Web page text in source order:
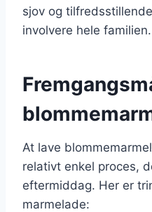
sjov og
involvere hele familien.
At lave
relativt enkel proces,
eftermiddag. Her er
marmelade: